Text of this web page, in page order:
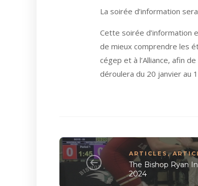
La soirée d’information
Cette soirée d’information
de mieux comprendre les
cégep et à l’Alliance, afin
déroulera du 20 janvier au
ARTICLES,
The Bishop Ryan
2024